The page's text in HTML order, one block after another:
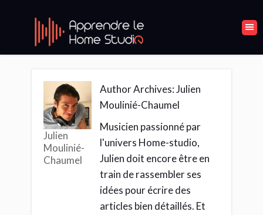
Julien
Moulinié-
Chaumel
Author Archives: Julien
Moulinié-Chaumel
Musicien passionné par
l'univers Home-studio,
Julien doit encore être en
train de rassembler ses
idées pour écrire des
articles bien détaillés. Et